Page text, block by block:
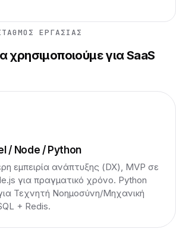
ΕΡΓΑΣΊΑΣ
χρησιμοποιούμε για SaaS
/ Node / Python
εμπειρία ανάπτυξης (DX), MVP σε
για πραγματικό χρόνο. Python
Τεχνητή Νοημοσύνη/Μηχανική
+ Redis.